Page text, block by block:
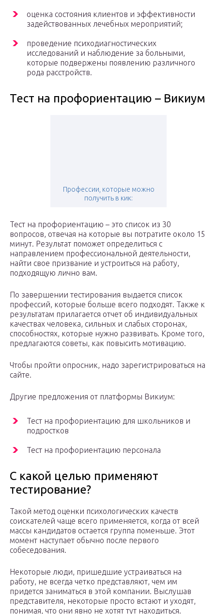
оценка состояния клиентов и эффективности
задействованных лечебных мероприятий;
проведение психодиагностических
исследований и наблюдение за больными,
которые подвержены появлению различного
рода расстройств.
Тест на профориентацию – Викиум
Профессии, которые можно
получить в кик:
Тест на профориентацию – это список из 30
вопросов, отвечая на которые вы потратите около 15
минут. Результат поможет определиться с
направлением профессиональной деятельности,
найти свое призвание и устроиться на работу,
подходящую лично вам.
По завершении тестирования выдается список
профессий, которые больше всего подходят. Также к
результатам прилагается отчет об индивидуальных
качествах человека, сильных и слабых сторонах,
способностях, которые нужно развивать. Кроме того,
предлагаются советы, как повысить мотивацию.
Чтобы пройти опросник, надо зарегистрироваться на
сайте.
Другие предложения от платформы Викиум:
Тест на профориентацию для школьников и
подростков
Тест на профориентацию персонала
С какой целью применяют
тестирование?
Такой метод оценки психологических качеств
соискателей чаще всего применяется, когда от всей
массы кандидатов остается группа поменьше. Этот
момент наступает обычно после первого
собеседования.
Некоторые люди, пришедшие устраиваться на
работу, не всегда четко представляют, чем им
придется заниматься в этой компании. Выслушав
представителя, некоторые просто встают и уходят,
понимая, что они явно не хотят тут находиться.